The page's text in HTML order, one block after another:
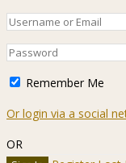
Remember Me
Or login via a social
OR